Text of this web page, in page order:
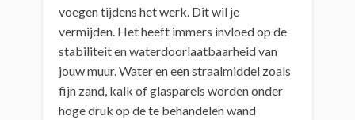
voegen tijdens het werk. Dit wil je
vermijden. Het heeft immers invloed op de
stabiliteit en waterdoorlaatbaarheid van
jouw muur. Water en een straalmiddel zoals
fijn zand, kalk of glasparels worden onder
hoge druk op de te behandelen wand